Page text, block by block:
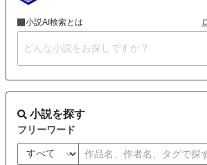
小説AI検索とは
小説を探す
フリーワード